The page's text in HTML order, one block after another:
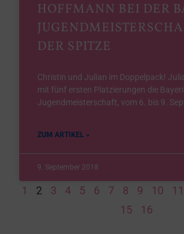
HOFFMANN BEI DER
DER SPITZE
Christin und Julian im Doppelpack!
mit fünf ersten Platzierungen die
Jugendmeisterschaft, vom 6. bis 9.
ZUM ARTIKEL »
9. September 2018
1 2 3 4 5 6 7 8 9 10 11
15
16